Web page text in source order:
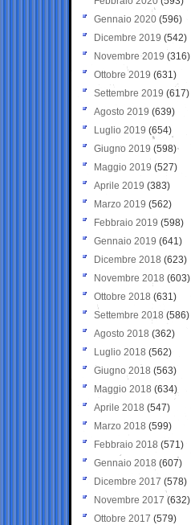
Gennaio 2020 (596)
Dicembre 2019 (542)
Novembre 2019 (316)
Ottobre 2019 (631)
Settembre 2019 (617)
Agosto 2019 (639)
Luglio 2019 (654)
Giugno 2019 (598)
Maggio 2019 (527)
Aprile 2019 (383)
Marzo 2019 (562)
Febbraio 2019 (598)
Gennaio 2019 (641)
Dicembre 2018 (623)
Novembre 2018 (603)
Ottobre 2018 (631)
Settembre 2018 (586)
Agosto 2018 (362)
Luglio 2018 (562)
Giugno 2018 (563)
Maggio 2018 (634)
Aprile 2018 (547)
Marzo 2018 (599)
Febbraio 2018 (571)
Gennaio 2018 (607)
Dicembre 2017 (578)
Novembre 2017 (632)
Ottobre 2017 (579)